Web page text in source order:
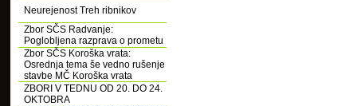
Neurejenost Treh ribnikov
Zbor SČS Radvanje:
Poglobljena razprava o prometu
Zbor SČS Koroška vrata:
Osrednja tema še vedno rušenje
stavbe MČ Koroška vrata
ZBORI V TEDNU OD 20. DO 24.
OKTOBRA